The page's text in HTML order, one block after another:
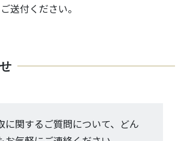
送付ください。
に関するご質問について、どん